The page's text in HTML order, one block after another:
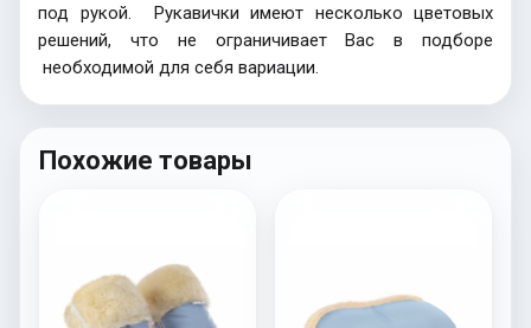
под рукой. Рукавички имеют несколько цветовых
решений, что не ограничивает Вас в подборе
необходимой для себя вариации.
Похожие товары